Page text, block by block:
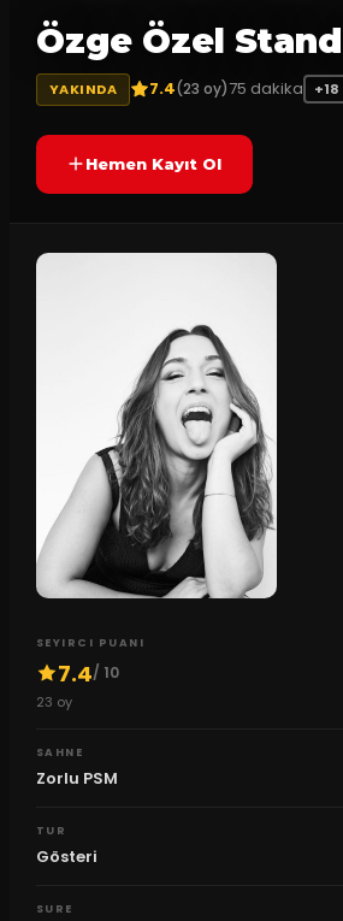
Özge Özel
YAKINDA 7.4(23 oy)75 dakika +18
Hemen Kayıt Ol
SEYIRCI PUANI
7.4/ 10
23 oy
SAHNE
Zorlu PSM
TUR
Gösteri
SURE